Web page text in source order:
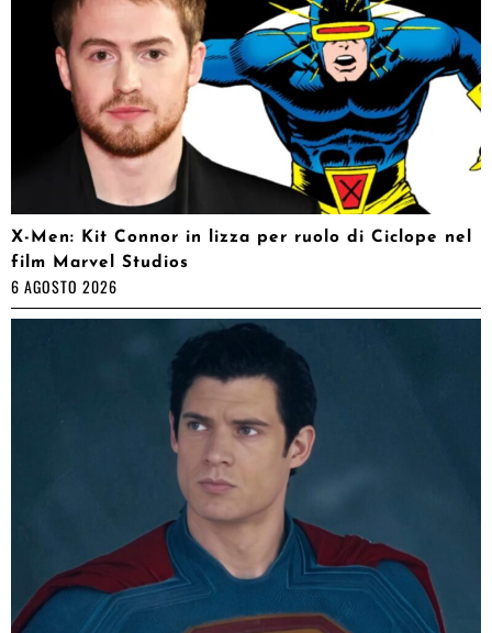
X-Men: Kit Connor in lizza per ruolo di Ciclope nel
film Marvel Studios
6 AGOSTO 2026